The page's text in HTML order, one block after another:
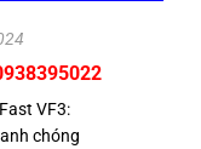
VF3:
chóng